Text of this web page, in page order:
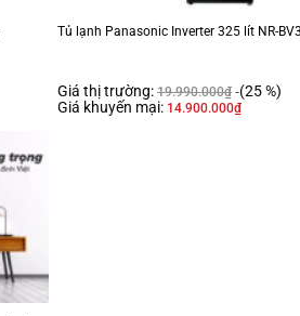
Tủ lạnh Panasonic Inverter 325 lít NR-
Giá thị trường: 19.990.000₫ (25 %)
Giá khuyến mại: 14.900.000₫